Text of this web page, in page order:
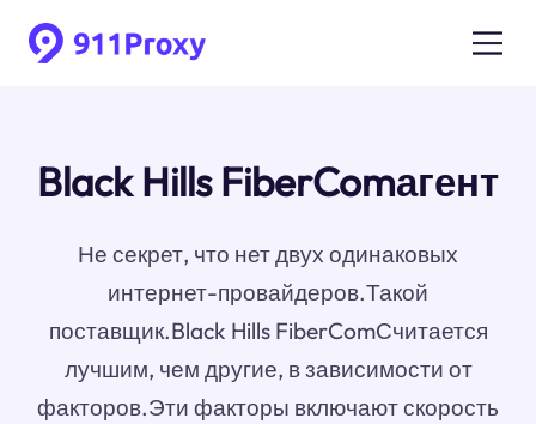
Black Hills FiberComагент
Не секрет, что нет двух одинаковых
интернет-провайдеров.Такой
поставщик.Black Hills FiberComСчитается
лучшим, чем другие, в зависимости от
факторов.Эти факторы включают скорость